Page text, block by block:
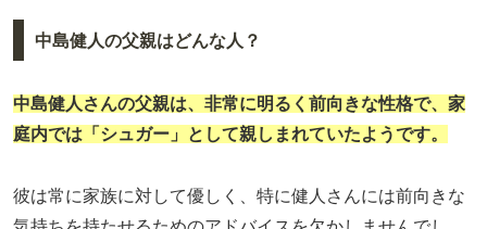
中島健人の父親はどんな人？
中島健人さんの父親は、非常に明るく前向きな性格で、家
庭内では「シュガー」として親しまれていたようです。
彼は常に家族に対して優しく、特に健人さんには前向きな